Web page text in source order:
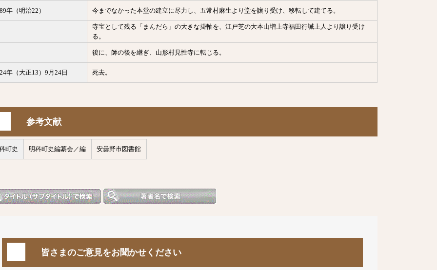
年（明治22） 今までなかった本堂の建立に尽力し、五常村麻生より堂を譲り受け、移転して建てる。
寺宝として残る「まんだら」の大きな掛軸を、江戸芝の大本山増上寺福田行誡上人より譲り受け
る。
後に、師の後を継ぎ、山形村見性寺に転じる。
年（大正13）9月24日 死去。
参考文献
町史 明科町史編纂会／編 安曇野市図書館
皆さまのご意見をお聞かせください